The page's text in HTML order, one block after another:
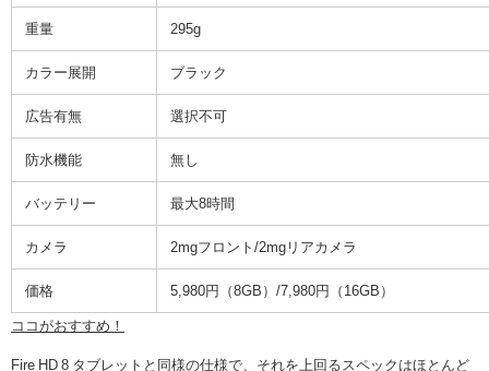
重量 295g
カラー展開 ブラック
広告有無 選択不可
防水機能 無し
バッテリー 最大8時間
カメラ 2mgフロント/2mgリアカメラ
価格 5,980円（8GB）/7,980円（16GB）
ココがおすすめ！
Fire HD 8 タブレットと同様の仕様で、それを上回るスペックはほとんど